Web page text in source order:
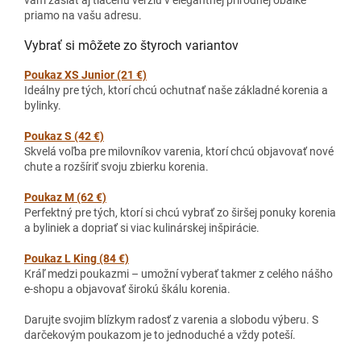
priamo na vašu adresu.
Vybrať si môžete zo štyroch variantov
Poukaz XS Junior (21 €)
Ideálny pre tých, ktorí chcú ochutnať naše základné korenia a
bylinky.
Poukaz S (42 €)
Skvelá voľba pre milovníkov varenia, ktorí chcú objavovať nové
chute a rozšíriť svoju zbierku korenia.
Poukaz M (62 €)
Perfektný pre tých, ktorí si chcú vybrať zo širšej ponuky korenia
a byliniek a dopriať si viac kulinárskej inšpirácie.
Poukaz L King (84 €)
Kráľ medzi poukazmi – umožní vyberať takmer z celého nášho
e-shopu a objavovať širokú škálu korenia.
Darujte svojim blízkym radosť z varenia a slobodu výberu. S
darčekovým poukazom je to jednoduché a vždy poteší.